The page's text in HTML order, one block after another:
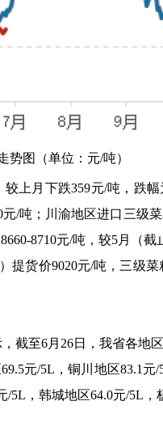
图（单位：元/吨）
上月下跌359元/吨，跌
/吨；川渝地区进口三级
8710元/吨，较5月（截
货价9020元/吨，三级
截至6月26日，我省各地
元/5L，铜川地区83.1
5L，韩城地区64.0元/5L，